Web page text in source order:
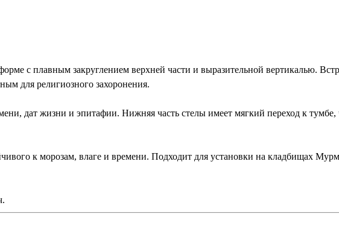
с плавным закруглением верхней части и выразительной вертикалью.
для религиозного захоронения.
дат жизни и эпитафии. Нижняя часть стелы имеет мягкий переход к тумбе,
к морозам, влаге и времени. Подходит для установки на кладбищах